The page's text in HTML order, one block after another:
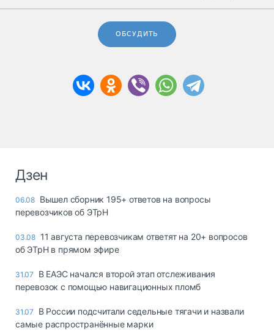
ОБСУДИТЬ
Дзен
06.08 Вышел сборник 195+ ответов на вопросы
перевозчиков об ЭТрН
03.08 11 августа перевозчикам ответят на 20+ вопросов
об ЭТрН в прямом эфире
31.07
В ЕАЭС начался второй этап отслеживания
перевозок с помощью навигационных пломб
31.07
В России подсчитали седельные тягачи и назвали
самые распространённые марки